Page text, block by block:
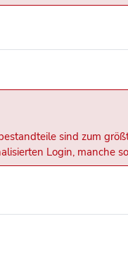
sind zum
Login, manche